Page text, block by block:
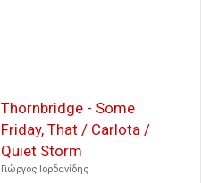
Thornbridge - Some
Friday, That / Carlota /
Quiet Storm
Γιώργος Ιορδανίδης